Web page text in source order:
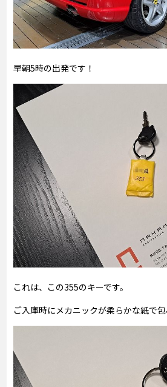
早朝5時の出発です！
これは、この355のキーです。
ご入庫時にメカニックが柔らかな紙で